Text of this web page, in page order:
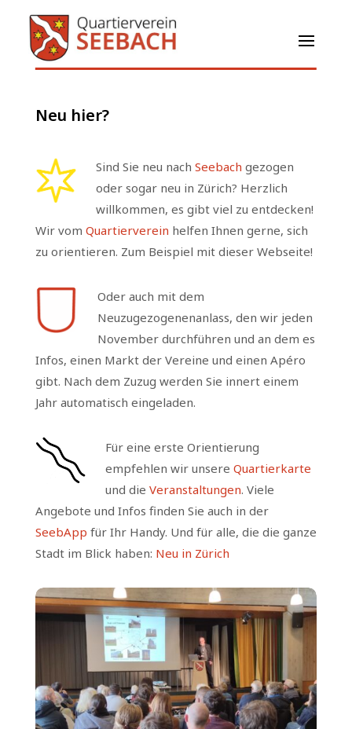
Neu hier?
Sind Sie neu nachSeebach gezogen
oder sogar neu in Zürich? Herzlich
willkommen, es gibt viel zu entdecken!
Wir vom Quartierverein helfen Ihnen gerne, sich
zu orientieren. Zum Beispiel mit dieser Webseite!
Oder auch mit dem
Neuzugezogenenanlass, den wir jeden
November durchführen und an dem es
Infos, einen Markt der Vereine und einen Apéro
gibt. Nach dem Zuzug werden Sie innert einem
Jahr automatisch eingeladen.
Für eine erste Orientierung
empfehlen wir unsereQuartierkarte
und dieVeranstaltungen. Viele
Angebote und Infos finden Sie auch in der
SeebApp für Ihr Handy. Und für alle, die die ganze
Stadt im Blick haben: Neu in Zürich